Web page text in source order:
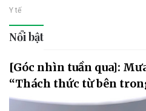
Y tế
Nổi bật
[Góc nhìn tuần qua]:
“Thách thức từ bên